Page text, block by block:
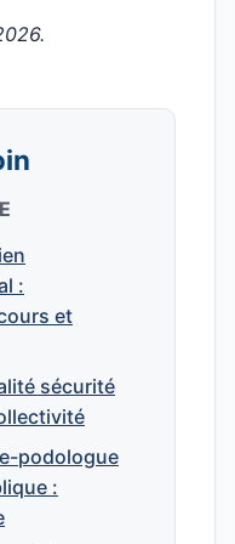
:
et
sécurité
podologue
: